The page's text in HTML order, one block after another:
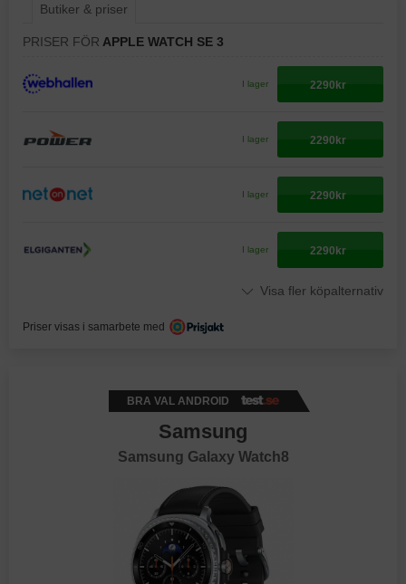
Butiker & priser
PRISER FÖR APPLE WATCH SE 3
I lager 2290kr
I lager 2290kr
I lager 2290kr
I lager 2290kr
Visa fler köpalternativ
Priser visas i samarbete med
BRA VAL ANDROID
Samsung
Samsung Galaxy Watch8